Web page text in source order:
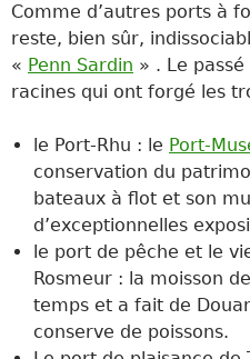
Comme d’autres ports à
reste, bien sûr,
« Penn Sardin » . Le
racines qui ont forgé les
le Port-Rhu : le Port-
conservation du
bateaux à flot et son
d’exceptionnelles
le port de pêche et le
Rosmeur : la moisson
temps et a fait de
conserve de poissons.